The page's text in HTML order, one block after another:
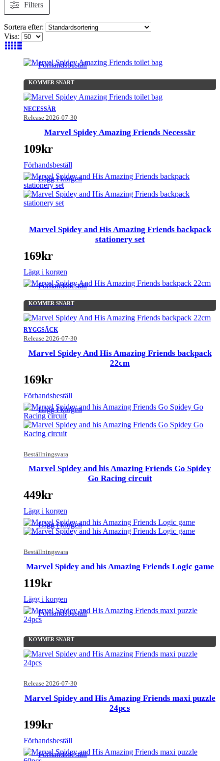
Filters
Sortera efter:
Visa:
KOMMER SNART
NECESSÄR
Release 2026-07-30
Förhandsbeställ
Marvel Spidey Amazing Friends Necessär
109kr
Förhandsbeställ
Lägg i korgen
Marvel Spidey and His Amazing Friends backpack
stationery set
169kr
Lägg i korgen
KOMMER SNART
RYGGSÄCK
Release 2026-07-30
Förhandsbeställ
Marvel Spidey And His Amazing Friends backpack
22cm
169kr
Förhandsbeställ
Beställningsvara
Lägg i korgen
Marvel Spidey and his Amazing Friends Go Spidey
Go Racing circuit
449kr
Lägg i korgen
Beställningsvara
Lägg i korgen
Marvel Spidey and his Amazing Friends Logic game
119kr
Lägg i korgen
KOMMER SNART
Release 2026-07-30
Förhandsbeställ
Marvel Spidey and His Amazing Friends maxi puzzle
24pcs
199kr
Förhandsbeställ
Förhandsbeställ